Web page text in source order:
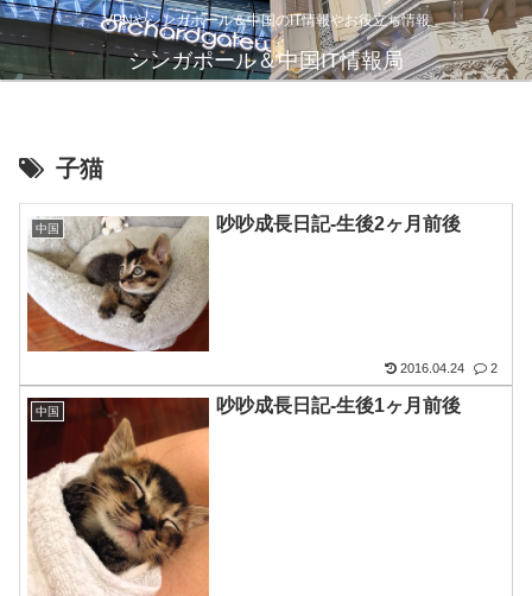
VPNやシンガポール＆中国のIT情報やお役立ち情報
シンガポール＆中国IT情報局
子猫
中国 吵吵成長日記-生後2ヶ月前後
2016.04.24 2
中国 吵吵成長日記-生後1ヶ月前後